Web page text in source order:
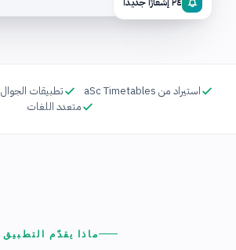
مباشر · متزامن
٢٤ إشعارًا جديدًا
استيراد من aSc Timetables تطبيقات الجوال
متعدد اللغات
ماذا يقدّم التطبيق